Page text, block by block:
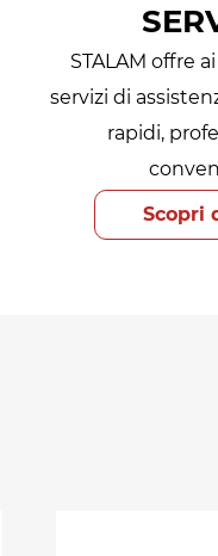
STALAM offre
servizi di
rapidi,
Scopri